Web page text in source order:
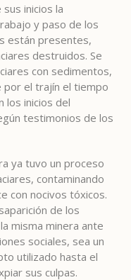
inicios la
y paso de los
están presentes,
destruidos. Se
con sedimentos,
por el trajín el tiempo
los inicios del
testimonios de los
ya tuvo un proceso
contaminando
con nocivos tóxicos.
de los
misma minera ante
sociales, sea un
utilizado hasta el
sus culpas.